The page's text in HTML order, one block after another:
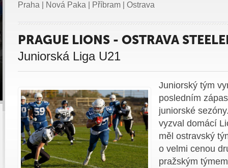
Praha | Nová Paka | Příbram | Ostrava
PRAGUE LIONS - OSTRAVA
Juniorská Liga U21
Juniorský tým
posledním
juniorské
vyzval domácí
měl ostravský
o velmi cenou
pražským